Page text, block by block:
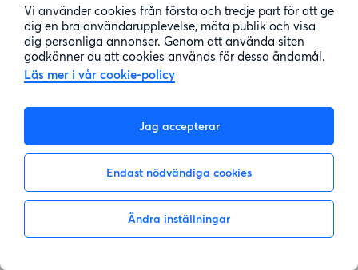
Vi använder cookies från första och tredje part för att ge
dig en bra användarupplevelse, mäta publik och visa
dig personliga annonser. Genom att använda siten
godkänner du att cookies används för dessa ändamål.
Läs mer i vår cookie-policy
Jag accepterar
Endast nödvändiga cookies
Ändra inställningar